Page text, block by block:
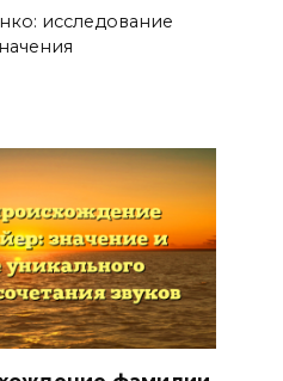
исследование